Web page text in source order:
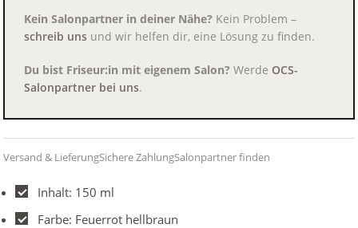
Kein Salonpartner in deiner Nähe?Kein Problem –
schreib unsund wir helfen dir, eine Lösung zu finden.
Du bist Friseur:in mit eigenem Salon?Werde OCS-
Salonpartner bei uns.
Versand & LieferungSichere ZahlungSalonpartner finden
Inhalt: 150 ml
Farbe: Feuerrot hellbraun